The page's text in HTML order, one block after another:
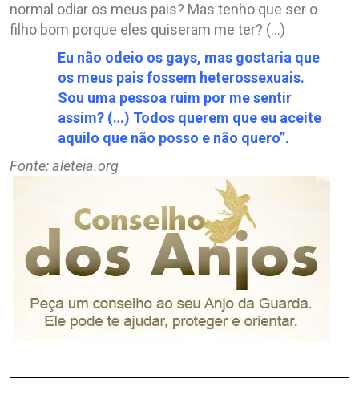
normal odiar os meus pais? Mas tenho que ser o
filho bom porque eles quiseram me ter? (…)
Eu não odeio os gays, mas gostaria que
os meus pais fossem heterossexuais.
Sou uma pessoa ruim por me sentir
assim? (…) Todos querem que eu aceite
aquilo que não posso e não quero”.
Fonte: aleteia.org